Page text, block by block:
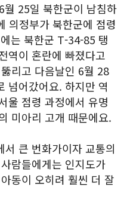
25일 북한군이 남침하
의정부가 북한군에 점령
는 북한군 T-34-85 탱
역이 혼란에 빠졌다고
리고 다음날인 6월 28
넘어갔어요. 하지만 역
울 점령 과정에서 유명
미아리 고개 때문에요.
큰 번화가이자 교통의
람들에게는 인지도가
동이 오히려 훨씬 더 잘